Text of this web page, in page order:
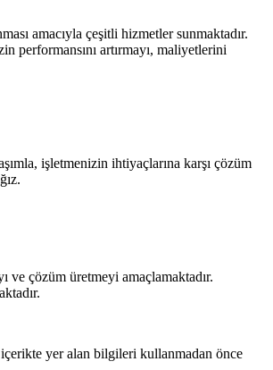
amacıyla çeşitli hizmetler sunmaktadır.
performansını artırmayı, maliyetlerini
işletmenizin ihtiyaçlarına karşı çözüm
ve çözüm üretmeyi amaçlamaktadır.
yer alan bilgileri kullanmadan önce